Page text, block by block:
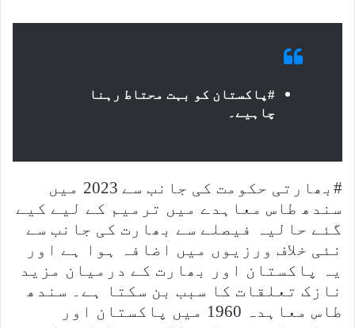
#پاکستان کو بہت محتاط رہنا
چاہیے۔
#بھارتی حکومت کی جانب سے 2023 میں
سندھ طاس معاہدے میں ترمیم کے لیے کیے
گئے حالیہ فیصلے سے بھارت کی جانب سے
نئی خلاف ورزیوں میں اضافہ ہوا ہے اور
یہ پاکستان اور بھارت کے درمیان مزید
نازک تعلقات کا سبب بن سکتا ہے۔ سندھ
طاس معاہدہ 1960 میں پاکستان اور